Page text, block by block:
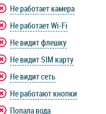
Не работает камера
Не работает Wi-Fi
Не видит флешку
Не видит SIM карту
Не видит сеть
Не работают кнопки
Попала вода